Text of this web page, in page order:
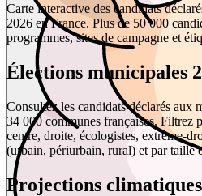
Carte interactive des candidats
2026 en France. Plus de 50 000
programmes, sites de campagne et
Élections municipales
Consultez les candidats déclarés aux
34 000 communes françaises. Filtrez
centre, droite, écologistes, extrême-
(urbain, périurbain, rural) et par taille
Projections